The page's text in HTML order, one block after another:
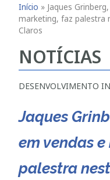
Início » Jaques
marketing, faz palestra
Claros
NOTÍCIAS
DESENVOLVIMENTO
Jaques
em vendas
palestra